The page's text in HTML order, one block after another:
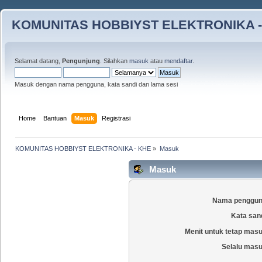
KOMUNITAS HOBBIYST ELEKTRONIKA
Selamat datang, Pengunjung . Silahkan masuk atau mendaftar.
Masuk dengan nama pengguna, kata sandi dan lama sesi
Home Bantuan Masuk Registrasi
KOMUNITAS HOBBIYST ELEKTRONIKA - KHE » Masuk
Masuk
Nama
Kata
Menit untuk tetap
Selalu